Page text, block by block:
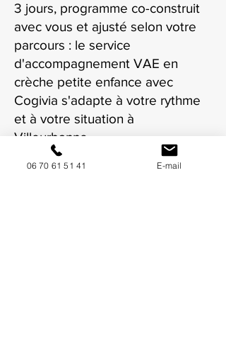
3 jours, programme co-construit
avec vous et ajusté selon votre
parcours : le service
d'accompagnement VAE en
crèche petite enfance avec
Cogivia s'adapte à votre rythme
et à votre situation à
Villeurbanne.
06 70 61 51 41 E-mail